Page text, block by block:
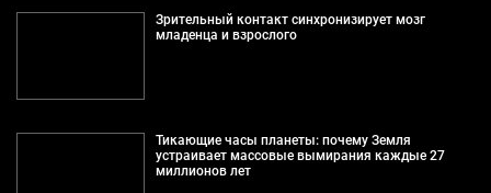
Зрительный контакт синхронизирует мозг
младенца и взрослого
Тикающие часы планеты: почему Земля
устраивает массовые вымирания каждые 27
миллионов лет